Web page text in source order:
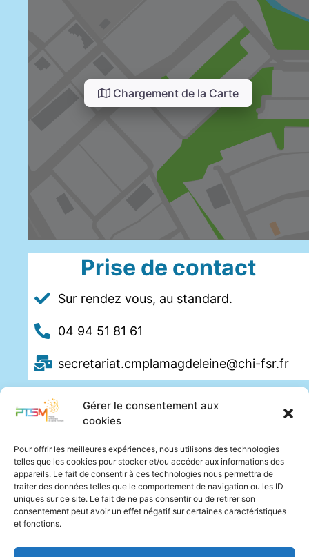
Gérer le consentement aux
cookies
Pour offrir les meilleures expériences, nous utilisons des technologies
telles que les cookies pour stocker et/ou accéder aux informations des
appareils. Le fait de consentir à ces technologies nous permettra de
traiter des données telles que le comportement de navigation ou les ID
uniques sur ce site. Le fait de ne pas consentir ou de retirer son
consentement peut avoir un effet négatif sur certaines caractéristiques
et fonctions.
Chargement de la Carte
Prise de contact
Sur rendez vous, au standard.
04 94 51 81 61
secretariat.cmplamagdeleine@chi-fsr.fr